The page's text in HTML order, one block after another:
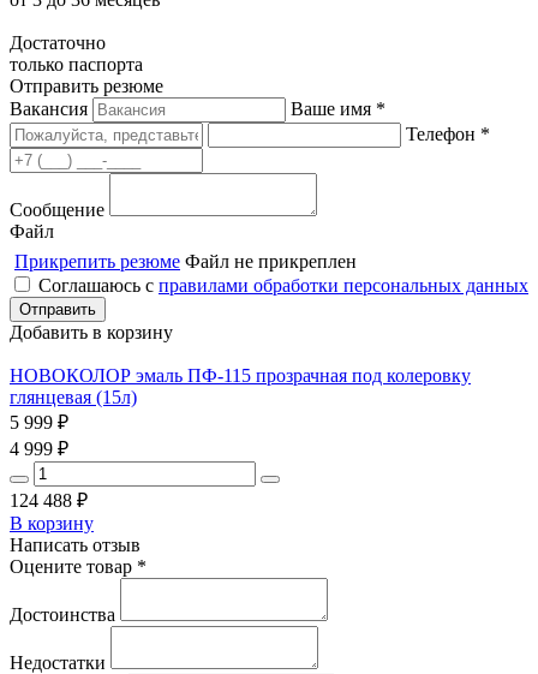
Достаточно
только паспорта
Отправить резюме
Вакансия
Ваше имя *
Телефон *
Сообщение
Файл
Прикрепить резюме Файл не прикреплен
Соглашаюсь с правилами обработки персональных данных
Добавить в корзину
НОВОКОЛОР эмаль ПФ-115 прозрачная под колеровку
глянцевая (15л)
5 999 ₽
4 999 ₽
124 488 ₽
В корзину
Написать отзыв
Оцените товар *
Достоинства
Недостатки